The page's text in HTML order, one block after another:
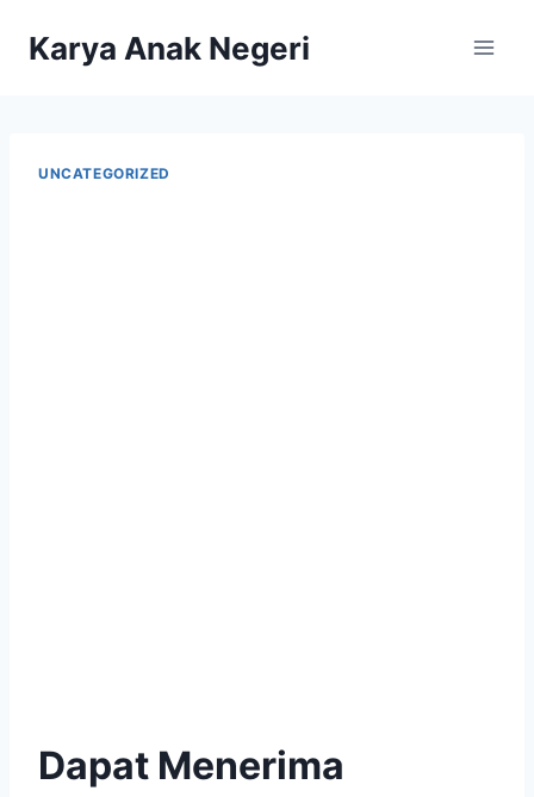
Karya Anak Negeri
UNCATEGORIZED
Dapat Menerima